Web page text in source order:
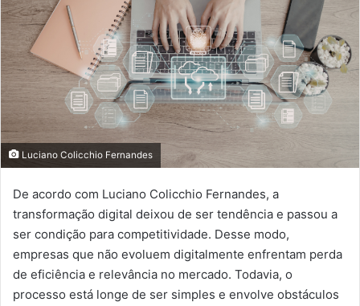
Luciano Colicchio Fernandes
De acordo com Luciano Colicchio Fernandes, a
transformação digital deixou de ser tendência e passou a
ser condição para competitividade. Desse modo,
empresas que não evoluem digitalmente enfrentam perda
de eficiência e relevância no mercado. Todavia, o
processo está longe de ser simples e envolve obstáculos